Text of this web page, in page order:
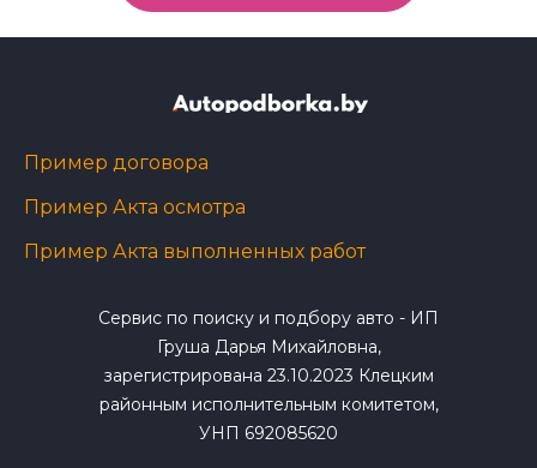
Пример договора
Пример Акта осмотра
Пример Акта выполненных работ
Сервис по поиску и подбору авто - ИП
Груша Дарья Михайловна,
зарегистрирована 23.10.2023 Клецким
районным исполнительным комитетом,
УНП 692085620